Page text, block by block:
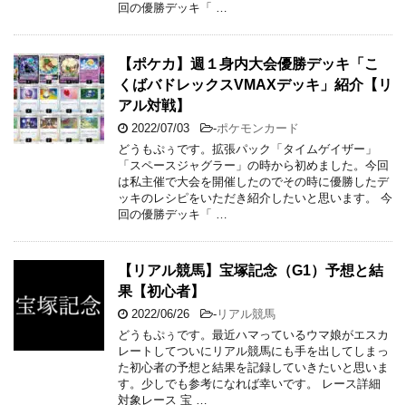
回の優勝デッキ「 …
【ポケカ】週１身内大会優勝デッキ「こ
くばバドレックスVMAXデッキ」紹介【リ
アル対戦】
2022/07/03 -ポケモンカード
どうもぷぅです。拡張パック「タイムゲイザー」
「スペースジャグラー」の時から初めました。今回
は私主催で大会を開催したのでその時に優勝したデ
ッキのレシピをいただき紹介したいと思います。 今
回の優勝デッキ「 …
【リアル競馬】宝塚記念（G1）予想と結
果【初心者】
2022/06/26 - リアル競馬
どうもぷぅです。最近ハマっているウマ娘がエスカ
レートしてついにリアル競馬にも手を出してしまっ
た初心者の予想と結果を記録していきたいと思いま
す。少しでも参考になれば幸いです。 レース詳細
対象レース 宝 …